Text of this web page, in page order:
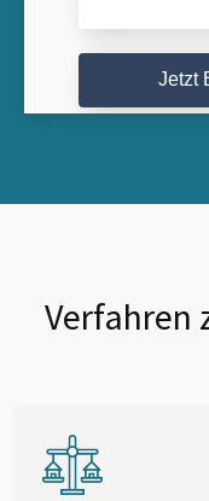
Jetzt
Verfahren